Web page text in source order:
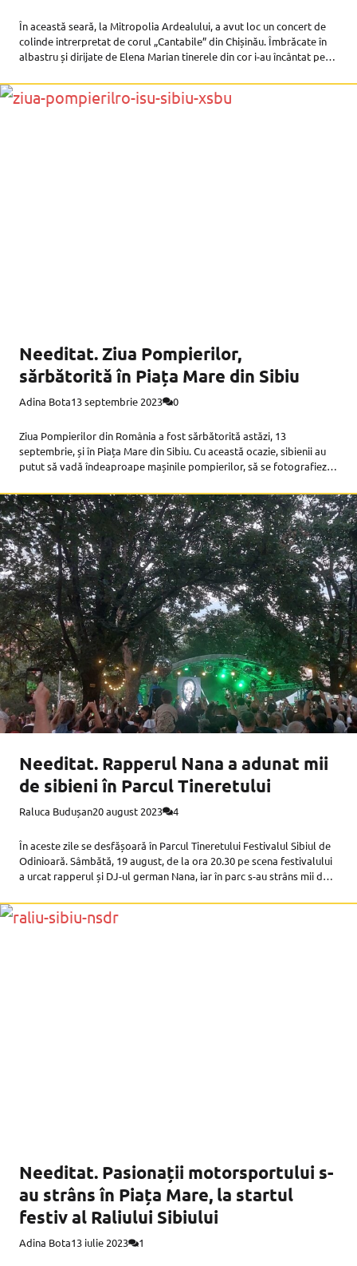
În această seară, la Mitropolia Ardealului, a avut loc un concert de
colinde intrerpretat de corul „Cantabile” din Chișinău. Îmbrăcate în
albastru și dirijate de Elena Marian tinerele din cor i-au încântat pe
Needitat. Ziua Pompierilor,
sărbătorită în Piața Mare din Sibiu
Adina Bota13 septembrie 2023 0
Ziua Pompierilor din România a fost sărbătorită astăzi, 13
septembrie, și în Piața Mare din Sibiu. Cu această ocazie, sibienii au
putut să vadă îndeaproape mașinile pompierilor, să se fotografieze
Needitat. Rapperul Nana a adunat mii
de sibieni în Parcul Tineretului
Raluca Budușan20 august 2023 4
În aceste zile se desfășoară în Parcul Tineretului Festivalul Sibiul de
Odinioară. Sâmbătă, 19 august, de la ora 20.30 pe scena festivalului
a urcat rapperul și DJ-ul german Nana, iar în parc s-au strâns mii de
Needitat. Pasionații motorsportului s-
au strâns în Piața Mare, la startul
festiv al Raliului Sibiului
Adina Bota13 iulie 2023 1